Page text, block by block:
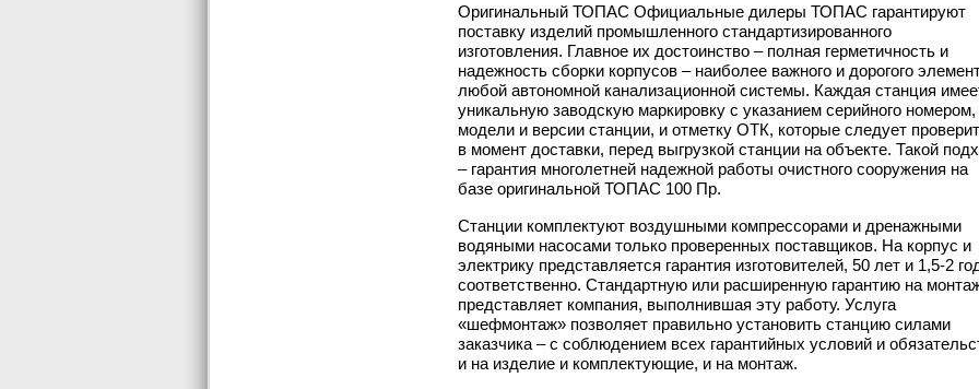
Оригинальный ТОПАС Официальные дилеры ТОПАС гарантируют
поставку изделий промышленного стандартизированного
изготовления. Главное их достоинство – полная герметичность и
надежность сборки корпусов – наиболее важного и дорогого
любой автономной канализационной системы. Каждая станция
уникальную заводскую маркировку с указанием серийного номером,
модели и версии станции, и отметку ОТК, которые следует
в момент доставки, перед выгрузкой станции на объекте. Такой
– гарантия многолетней надежной работы очистного сооружения на
базе оригинальной ТОПАС 100 Пр.
Станции комплектуют воздушными компрессорами и дренажными
водяными насосами только проверенных поставщиков. На корпус и
электрику представляется гарантия изготовителей, 50 лет и 1,5-2
соответственно. Стандартную или расширенную гарантию на
представляет компания, выполнившая эту работу. Услуга
«шефмонтаж» позволяет правильно установить станцию силами
заказчика – с соблюдением всех гарантийных условий и
и на изделие и комплектующие, и на монтаж.